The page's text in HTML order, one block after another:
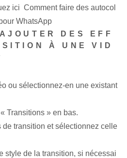
ici Comment faire des autocol
WhatsApp
DES EFF
À UNE VID
ou sélectionnez-en une existant
Transitions » en bas⁢.
de transition et sélectionnez celle
style de la transition, si nécessai